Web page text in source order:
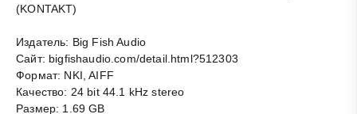
(KONTAKT)
Издатель: Big Fish Audio
Сайт: bigfishaudio.com/detail.html?512303
Формат: NKI, AIFF
Качество: 24 bit 44.1 kHz stereo
Размер: 1.69 GB